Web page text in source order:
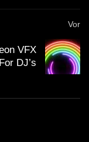
Faidel –
Vor
VFX
DJ’s